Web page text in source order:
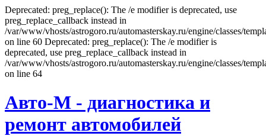
Deprecated: preg_replace(): The /e modifier is deprecated, use
preg_replace_callback instead in
/var/www/vhosts/astrogoro.ru/automasterskay.ru/engine/classes/
on line 60 Deprecated: preg_replace(): The /e modifier is
deprecated, use preg_replace_callback instead in
/var/www/vhosts/astrogoro.ru/automasterskay.ru/engine/classes/
on line 64
Авто-М - диагностика и
ремонт автомобилей